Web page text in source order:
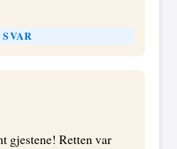
SVAR
gjestene! Retten var